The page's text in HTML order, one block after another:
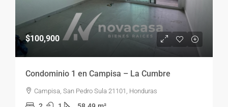
$100,900
Condominio 1 en Campisa – La Cumbre
Campisa, San Pedro Sula 21101, Honduras